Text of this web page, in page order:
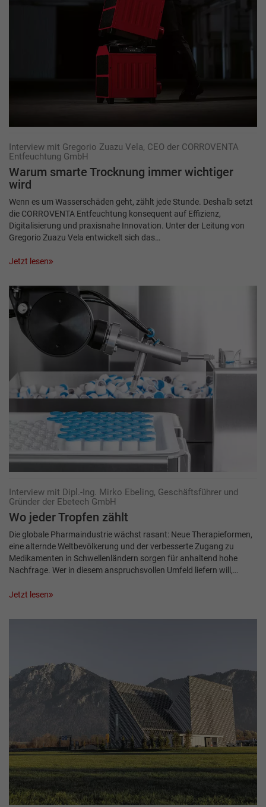
Interview mit Gregorio Zuazu Vela, CEO der CORROVENTA
Entfeuchtung GmbH
Warum smarte Trocknung immer wichtiger
wird
Wenn es um Wasserschäden geht, zählt jede Stunde. Deshalb setzt
die CORROVENTA Entfeuchtung konsequent auf Effizienz,
Digitalisierung und praxisnahe Innovation. Unter der Leitung von
Gregorio Zuazu Vela entwickelt sich das…
Jetzt lesen
Interview mit Dipl.-Ing. Mirko Ebeling, Geschäftsführer und
Gründer der Ebetech GmbH
Wo jeder Tropfen zählt
Die globale Pharmaindustrie wächst rasant: Neue Therapieformen,
eine alternde Weltbevölkerung und der verbesserte Zugang zu
Medikamenten in Schwellenländern sorgen für anhaltend hohe
Nachfrage. Wer in diesem anspruchsvollen Umfeld liefern will,…
Jetzt lesen